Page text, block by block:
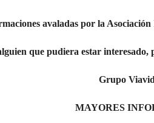
avaladas por la
que pudiera estar
Grupo
MAYORES